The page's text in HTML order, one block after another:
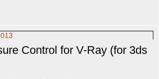
Control for V-Ray (for 3ds